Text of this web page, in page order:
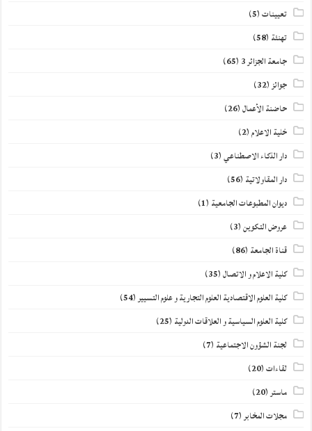
تعيينات(5)
تهنئة (58)
جامعة الجزائر 3 (65)
جوائز(32)
حاضنة الأعمال(26)
خلية الاعلام(2)
دار الذكاء الاصطناعي(3)
دار المقاولاتية (56)
ديوان المطبوعات الجامعية (1)
عروض التكوين(3)
قناة الجامعة (86)
كلية الاعلام و الاتصال(35)
كلية العلوم الاقتصادية العلوم التجارية و علوم التسيير(54)
كلية العلوم السياسية و العلاقات الدولية (25)
لجنة الشؤون الاجتماعية (7)
لقاءات(20)
ماستر(20)
مجلات المخابر(7)